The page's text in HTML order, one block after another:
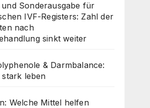
Sonderausgabe für
IVF-Registers: Zahl der
nach
sinkt weiter
& Darmbalance:
stark leben
Welche Mittel helfen